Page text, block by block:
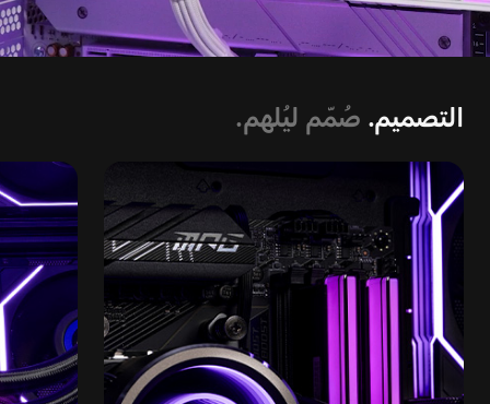
التصميم. صُمّم ليُلهم.